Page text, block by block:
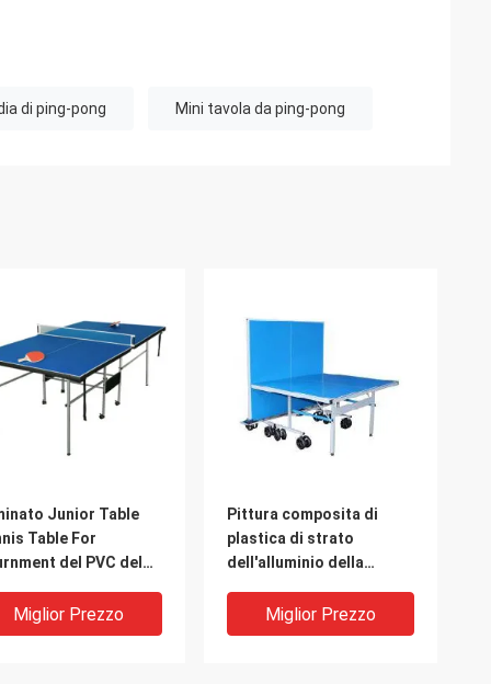
di ping-pong Mini tavola da ping-pong
Junior Table
Table For
del PVC del
Miglior Prezzo
Pittura composita di
plastica di strato
dell'alluminio della
0.32CBM multi
Miglior Prezzo